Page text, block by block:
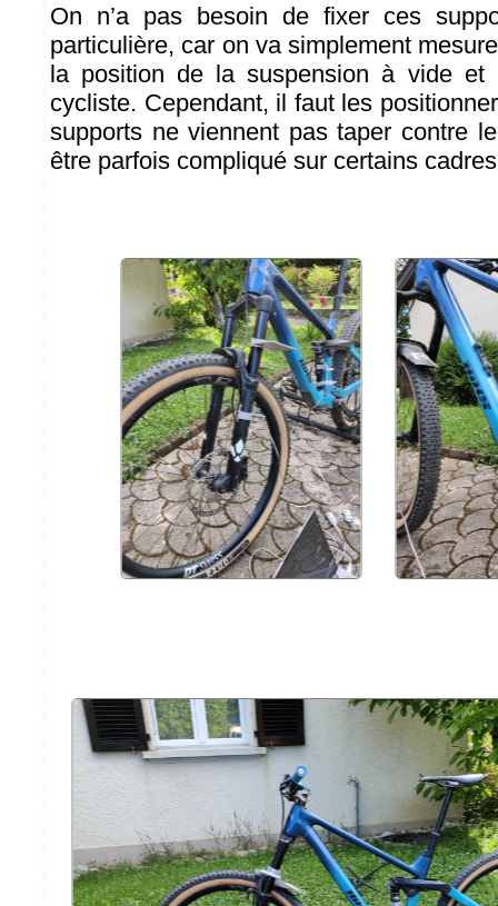
On n’a pas besoin de fixer ces
particulière, car on va simplement
la position de la suspension à vide et
cycliste. Cependant, il faut les
supports ne viennent pas taper contre
être parfois compliqué sur certains